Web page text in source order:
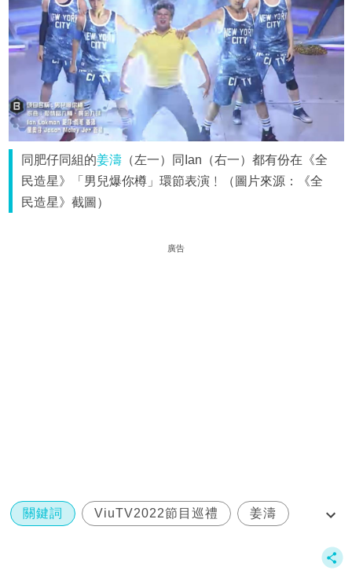
同肥仔同組的姜濤 （左一）同Ian（右一）都有份在《全
民造星》「男兒爆你樽」環節表演﹗（圖片來源：《全
民造星》截圖）
廣告
關鍵詞 ViuTV2022節目巡禮 姜濤